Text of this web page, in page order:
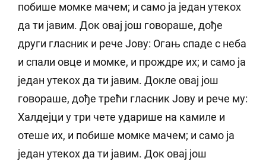
побише момке мачем; и само ја један утекох
да ти јавим. Док овај још говораше, дође
други гласник и рече Јову: Огањ спаде с неба
и спали овце и момке, и прождре их; и само ја
један утекох да ти јавим. Докле овај још
говораше, дође трећи гласник Јову и рече му:
Халдејци у три чете ударише на камиле и
отеше их, и побише момке мачем; и само ја
један утекох да ти јавим. Док овај још